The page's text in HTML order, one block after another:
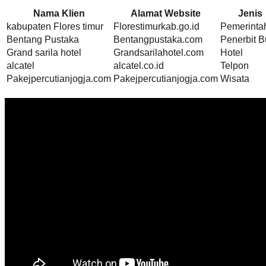
Nama Klien Alamat Website
Jenis
kabupaten Flores timur
Florestimurkab.go.id
Bentang Pustaka
Bentangpustaka.com
Penerbit
Grand sarila hotel
Grandsarilahotel.com
Hotel
alcatel
alcatel.co.id
Telpon
Pakejpercutianjogja.com Pakejpercutianjogja.com Wisata